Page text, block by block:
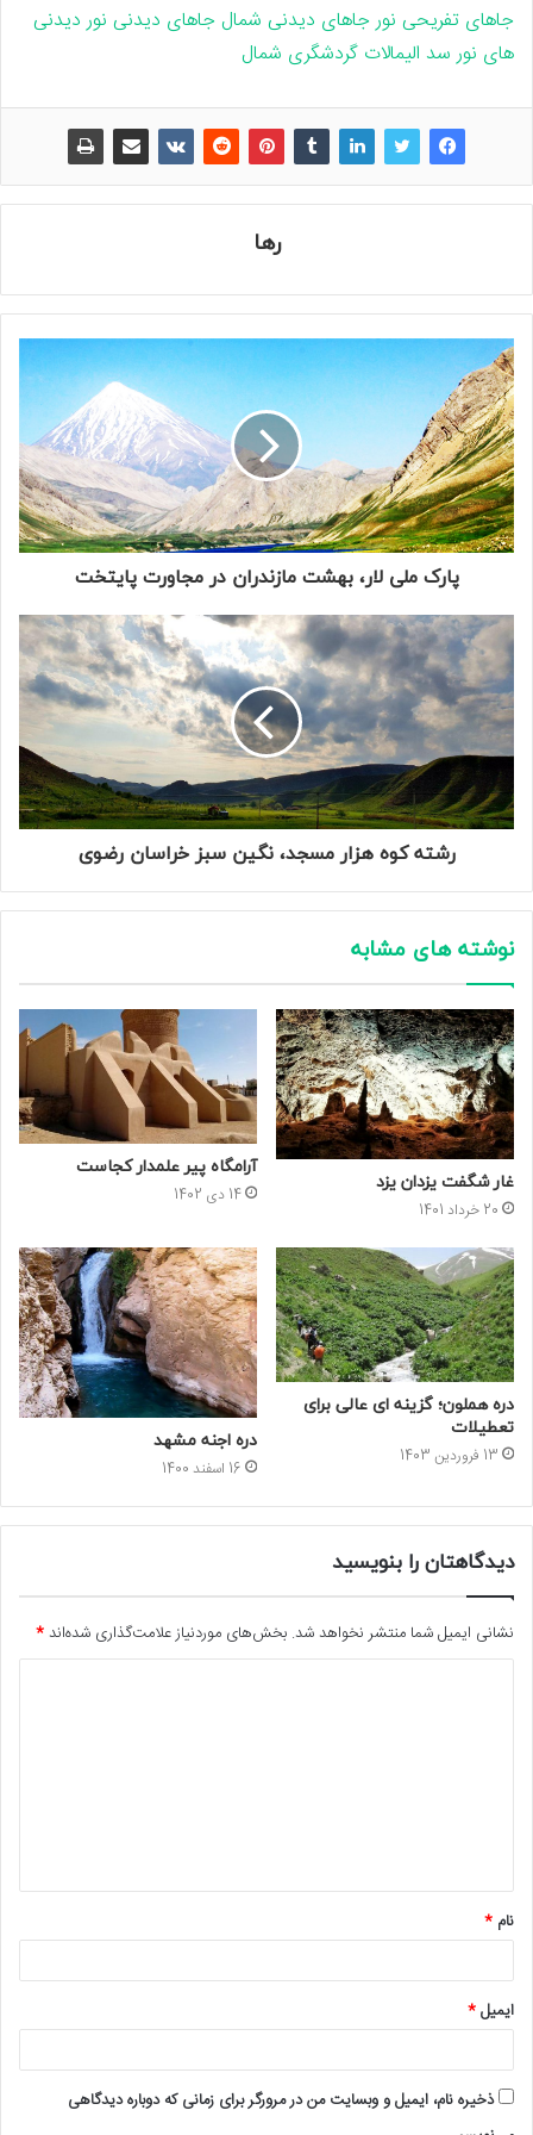
جاهای تفریحی نور جاهای دیدنی شمال جاهای دیدنی نور دیدنی
های نور سد الیمالات گردشگری شمال
رها
پارک ملی لار، بهشت مازندران در مجاورت پایتخت
رشته کوه هزار مسجد، نگین سبز خراسان رضوی
نوشته های مشابه
غار شگفت یزدان یزد
20 خرداد 1401
آرامگاه پیر علمدار کجاست
14 دی 1402
دره هملون؛ گزینه ای عالی برای
تعطیلات
13 فروردین 1403
دره اجنه مشهد
16 اسفند 1400
دیدگاهتان را بنویسید
نشانی ایمیل شما منتشر نخواهد شد. بخش‌های موردنیاز علامت‌گذاری شده‌اند*
*
نام *
ایمیل*
ذخیره نام، ایمیل و وبسایت من در مرورگر برای زمانی که دوباره دیدگاهی